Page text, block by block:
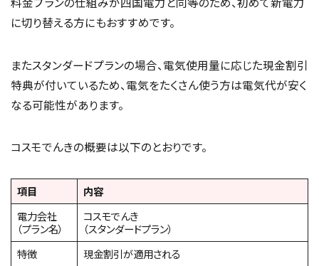
に切り替える方にもおすすめです。
またスタンダードプランの場合、電気使用量に応じた現金割引
特典が付いているため、電気をたくさん使う方は電気代が安く
なる可能性があります。
コスモでんきの概要は以下のとおりです。
項目
内容
電力会社
（プラン名）
コスモでんき
（スタンダードプラン）
特徴
現金割引が適用される